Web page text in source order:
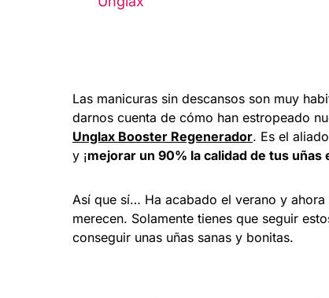
Las manicuras sin descansos son muy
darnos cuenta de cómo han estropeado
Unglax Booster Regenerador. Es el
y ¡mejorar un 90% la calidad de tus uñas
Así que sí… Ha acabado el verano y
merecen. Solamente tienes que seguir
conseguir unas uñas sanas y bonitas.